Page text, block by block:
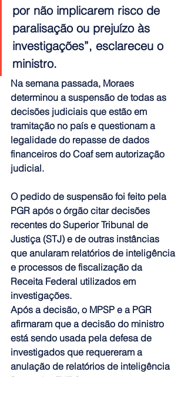
por não implicarem risco de
paralisação ou prejuízo às
investigações”, esclareceu o
ministro.
Na semana passada, Moraes
determinou a suspensão de todas as
decisões judiciais que estão em
tramitação no país e questionam a
legalidade do repasse de dados
financeiros do Coaf sem autorização
judicial.
O pedido de suspensão foi feito pela
PGR após o órgão citar decisões
recentes do Superior Tribunal de
Justiça (STJ) e de outras instâncias
que anularam relatórios de inteligência
e processos de fiscalização da
Receita Federal utilizados em
investigações.
Após a decisão, o MPSP e a PGR
afirmaram que a decisão do ministro
está sendo usada pela defesa de
investigados que requereram a
anulação de relatórios de inteligência
financeira (RIFs).